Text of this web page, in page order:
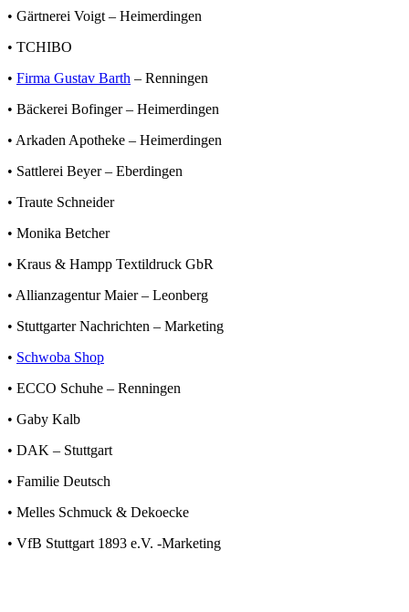
• Gärtnerei Voigt – Heimerdingen
• TCHIBO
• Firma Gustav Barth – Renningen
• Bäckerei Bofinger– Heimerdingen
• Arkaden Apotheke – Heimerdingen
• Sattlerei Beyer– Eberdingen
• Traute Schneider
• Monika Betcher
• Kraus & Hampp Textildruck GbR
• Allianzagentur Maier– Leonberg
• Stuttgarter Nachrichten – Marketing
• Schwoba Shop
• ECCO Schuhe – Renningen
• Gaby Kalb
• DAK – Stuttgart
• Familie Deutsch
• Melles Schmuck & Dekoecke
• VfB Stuttgart 1893 e.V. -Marketing